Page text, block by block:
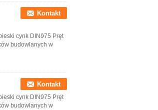
Kontakt
cynk DIN975 Pręt
budowlanych w
Kontakt
cynk DIN975 Pręt
budowlanych w